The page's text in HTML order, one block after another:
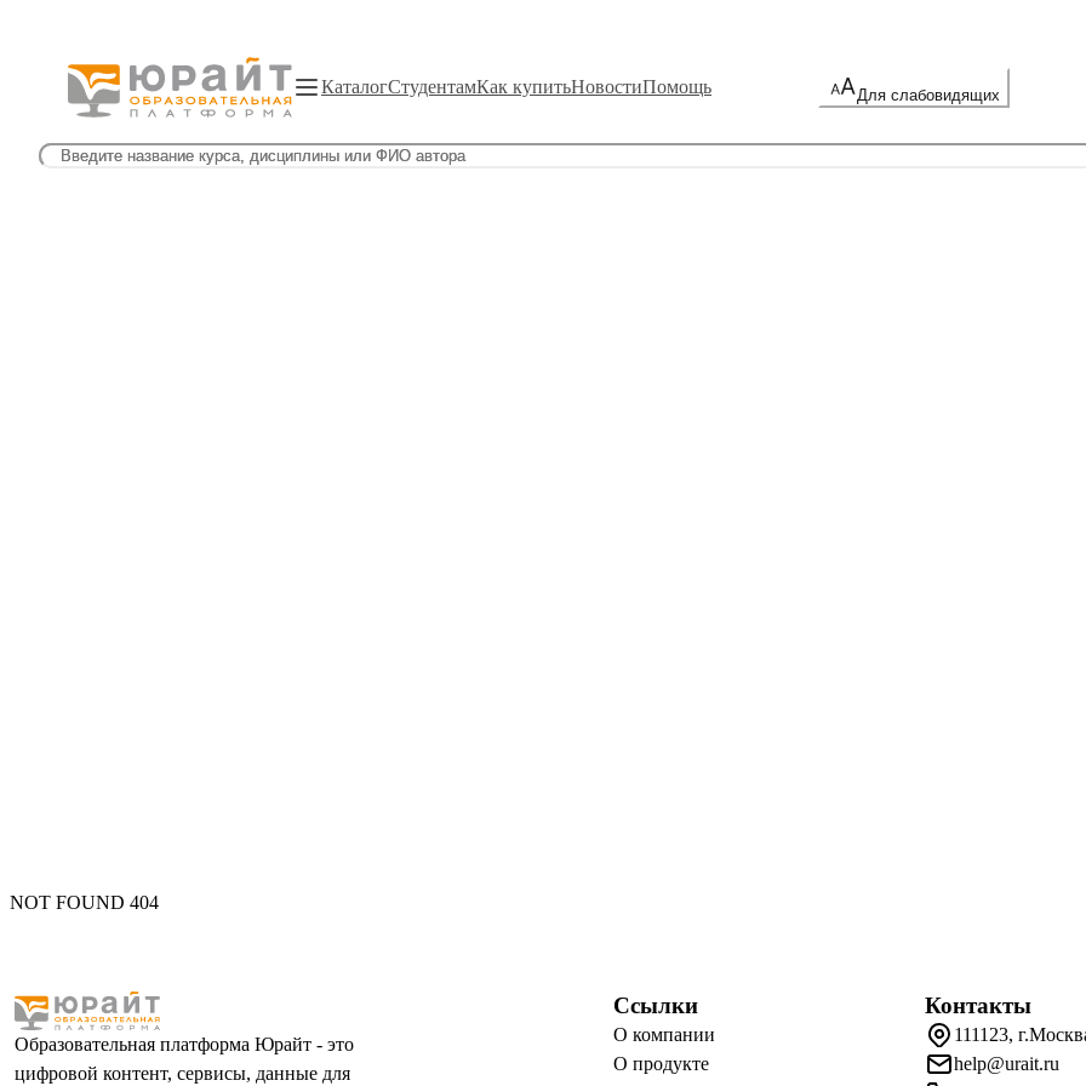
КаталогСтудентамКак купитьНовостиПомощь Для слабовидящих
NOT FOUND 404
Образовательная платформа Юрайт - это
цифровой контент, сервисы, данные для
Ссылки
О компании
О продукте
Контакты
111123,
help@urait.ru